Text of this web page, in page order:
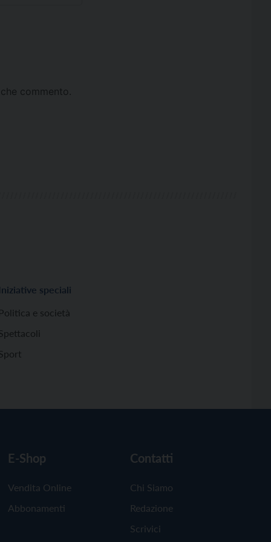
commento.
Iniziative speciali
Politica e società
E-Shop
Vendita Online
Abbonamenti
Contatti
Chi Siamo
Redazione
Scrivici